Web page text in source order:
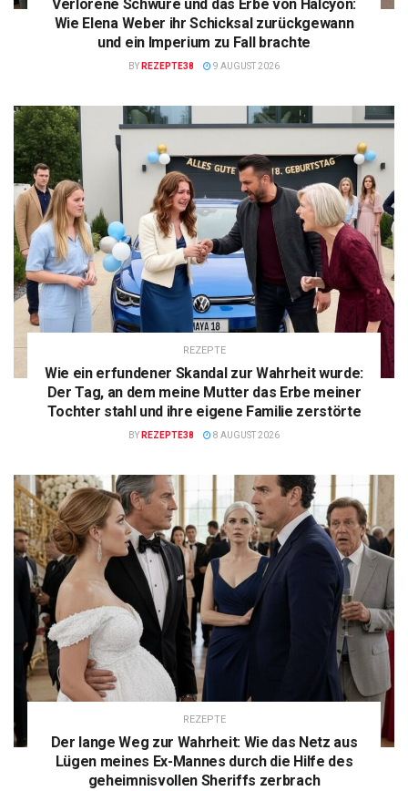
Verlorene Schwüre und das Erbe von Halcyon:
Wie Elena Weber ihr Schicksal zurückgewann
und ein Imperium zu Fall brachte
BY REZEPTE38 9 AUGUST 2026
REZEPTE
Wie ein erfundener Skandal zur Wahrheit wurde:
Der Tag, an dem meine Mutter das Erbe meiner
Tochter stahl und ihre eigene Familie zerstörte
BY REZEPTE38 8 AUGUST 2026
REZEPTE
Der lange Weg zur Wahrheit: Wie das Netz aus
Lügen meines Ex-Mannes durch die Hilfe des
geheimnisvollen Sheriffs zerbrach